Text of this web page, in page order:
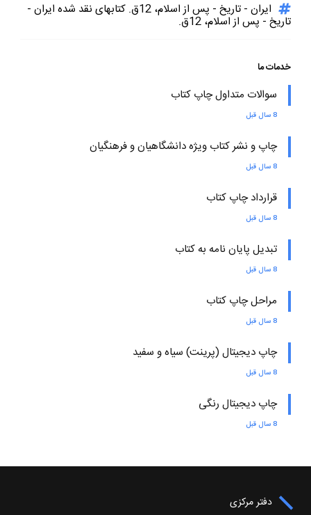
ایران - تاریخ - پس از اسلام، 12ق. کتابهای نقد شده ایران -
تاریخ - پس از اسلام، 12ق.
خدمات ما
سوالات متداول چاپ کتاب
8 سال قبل
چاپ و نشر کتاب ویژه دانشگاهیان و فرهنگیان
8 سال قبل
قرارداد چاپ کتاب
8 سال قبل
تبدیل پایان نامه به کتاب
8 سال قبل
مراحل چاپ کتاب
8 سال قبل
چاپ دیجیتال (پرینت) سیاه و سفید
8 سال قبل
چاپ دیجیتال رنگی
8 سال قبل
دفتر مرکزی